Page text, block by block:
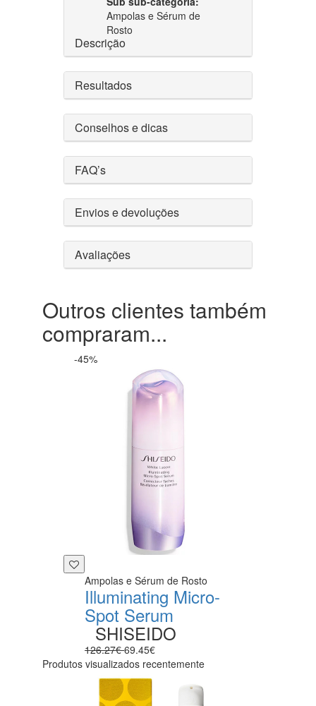
Ampolas e Sérum de
Rosto
Descrição
Resultados
Conselhos e dicas
FAQ’s
Envios e devoluções
Avaliações
Outros clientes também
compraram...
-45%
Ampolas e Sérum de Rosto
Illuminating Micro-
Spot Serum
SHISEIDO
126.27€69.45€
Produtos visualizados recentemente